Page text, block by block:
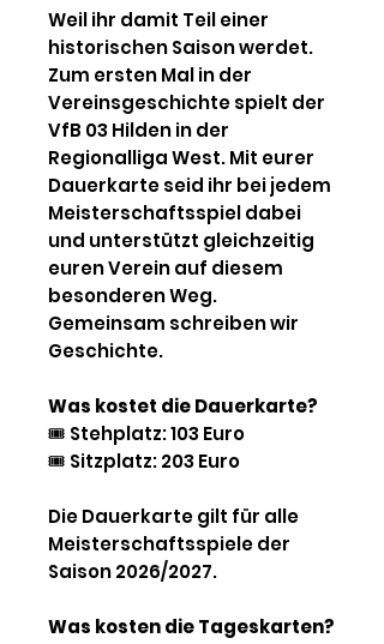
Weil ihr damit Teil einer
historischen Saison werdet.
Zum ersten Mal in der
Vereinsgeschichte spielt der
VfB 03 Hilden in der
Regionalliga West. Mit eurer
Dauerkarte seid ihr bei jedem
Meisterschaftsspiel dabei
und unterstützt gleichzeitig
euren Verein auf diesem
besonderen Weg.
Gemeinsam schreiben wir
Geschichte.
Was kostet die Dauerkarte?
🎟️ Stehplatz: 103 Euro
🎟️ Sitzplatz: 203 Euro
Die Dauerkarte gilt für alle
Meisterschaftsspiele der
Saison 2026/2027.
Was kosten die Tageskarten?